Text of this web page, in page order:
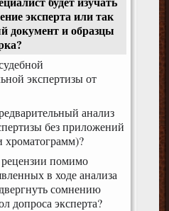
эксперта или так
документ и образцы
экспертизы от
анализ
без приложений
хроматограмм)?
помимо
в ходе анализа
сомнению
допроса эксперта?